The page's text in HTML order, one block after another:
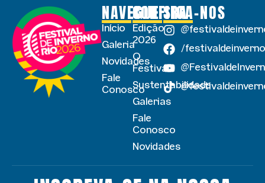
NAVEGUE
Início
Galeria
Novidades
Fale
Conosco
CONFIRA
Edição
2026
O
Festival
Sustentabilidade
Galerias
Fale
Conosco
Novidades
SIGA-NOS
/